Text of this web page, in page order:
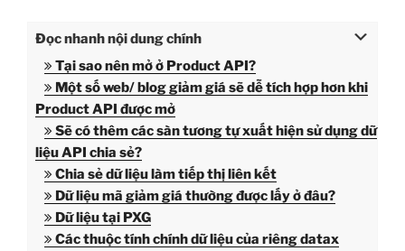
Đọc nhanh nội dung chính
Tại sao nên mở ở Product API?
Một số web/ blog giảm giá sẽ dễ tích hợp hơn khi
Product API được mở
Sẽ có thêm các sàn tương tự xuất hiện sử dụng dữ
liệu API chia sẻ?
Chia sẻ dữ liệu làm tiếp thị liên kết
Dữ liệu mã giảm giá thường được lấy ở đâu?
Dữ liệu tại PXG
Các thuộc tính chính dữ liệu của riêng datax